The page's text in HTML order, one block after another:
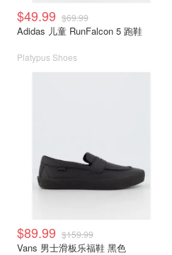
$49.99 $69.99
Adidas 儿童 RunFalcon 5 跑鞋
Platypus Shoes
$89.99 $159.99
Vans 男士滑板乐福鞋 黑色